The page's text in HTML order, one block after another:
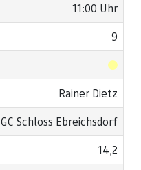
11:00 Uhr
9
Rainer Dietz
GC Schloss Ebreichsdorf
14,2